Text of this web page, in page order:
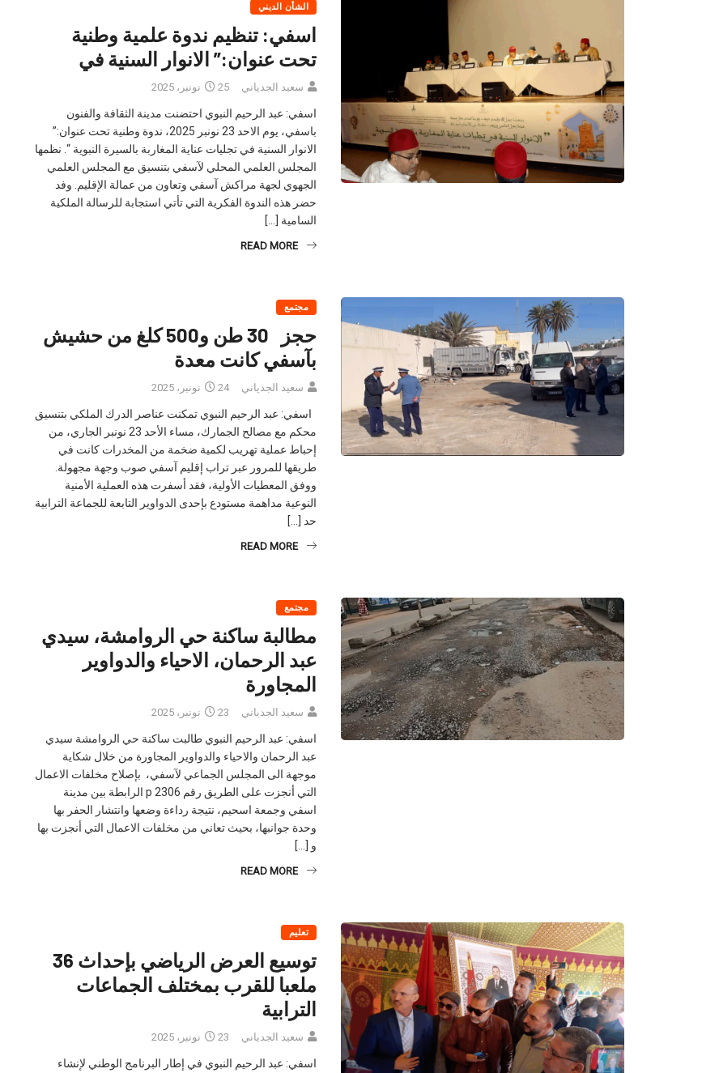
الشأن الديني
اسفي: تنظيم ندوة علمية وطنية
تحت عنوان:” الانوار السنية في
سعيد الجدياني 25 نونبر، 2025
اسفي: عبد الرحيم النبوي احتضنت مدينة الثقافة والفنون
باسفي، يوم الاحد 23 نونبر 2025، ندوة وطنية تحت عنوان:”
الانوار السنية في تجليات عناية المغاربة بالسيرة النبوية “. نظمها
المجلس العلمي المحلي لآسفي بتنسيق مع المجلس العلمي
الجهوي لجهة مراكش آسفي وتعاون من عمالة الإقليم. وفد
حضر هذه الندوة الفكرية التي تأتي استجابة للرسالة الملكية
السامية […]
READ MORE
مجتمع
حجز 30 طن و500 كلغ من حشيش
بآسفي كانت معدة
سعيد الجدياني 24 نونبر، 2025
اسفي: عبد الرحيم النبوي تمكنت عناصر الدرك الملكي بتنسيق
محكم مع مصالح الجمارك، مساء الأحد 23 نونبر الجاري، من
إحباط عملية تهريب لكمية ضخمة من المخدرات كانت في
طريقها للمرور عبر تراب إقليم آسفي صوب وجهة مجهولة.
ووفق المعطيات الأولية، فقد أسفرت هذه العملية الأمنية
النوعية مداهمة مستودع بإحدى الدواوير التابعة للجماعة الترابية
حد […]
READ MORE
مجتمع
مطالبة ساكنة حي الروامشة، سيدي
عبد الرحمان، الاحياء والدواوير
المجاورة
سعيد الجدياني 23 نونبر، 2025
اسفي: عبد الرحيم النبوي طالبت ساكنة حي الروامشة سيدي
عبد الرحمان والاحياء والدواوير المجاورة من خلال شكاية
موجهة الى المجلس الجماعي لآسفي، بإصلاح مخلفات الاعمال
التي أنجزت على الطريق رقم 2306 p الرابطة بين مدينة
اسفي وجمعة اسحيم، نتيجة رداءة وضعها وانتشار الحفر بها
وحدة جوانبها، بحيث تعاني من مخلفات الاعمال التي أنجزت بها
و […]
READ MORE
تعليم
توسيع العرض الرياضي بإحداث 36
ملعبا للقرب بمختلف الجماعات
الترابية
سعيد الجدياني 23 نونبر، 2025
اسفي: عبد الرحيم النبوي في إطار البرنامج الوطني لإنشاء